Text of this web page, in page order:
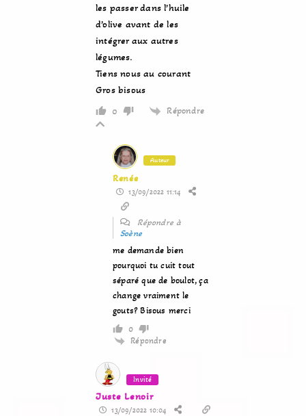
les passer dans l’huile
d’olive avant de les
intégrer aux autres
légumes.
Tiens nous au courant
Gros bisous
0 Répondre
Auteur
Renée
13/09/2022 11:14
Répondre à
Soène
me demande bien
pourquoi tu cuit tout
séparé que de boulot, ça
change vraiment le
gouts? Bisous merci
0
Répondre
Invité
Juste Lenoir
13/09/2022 10:04